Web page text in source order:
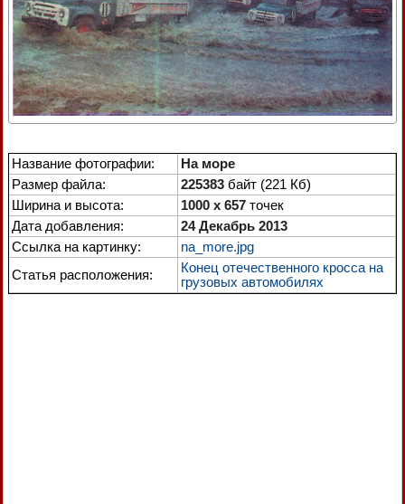
Название фотографии:
На море
Размер файла:
225383 байт (221 Кб)
Ширина и высота:
1000 x 657 точек
Дата добавления:
24 Декабрь 2013
Ссылка на картинку:
na_more.jpg
Статья расположения:
Конец отечественного кросса на
грузовых автомобилях